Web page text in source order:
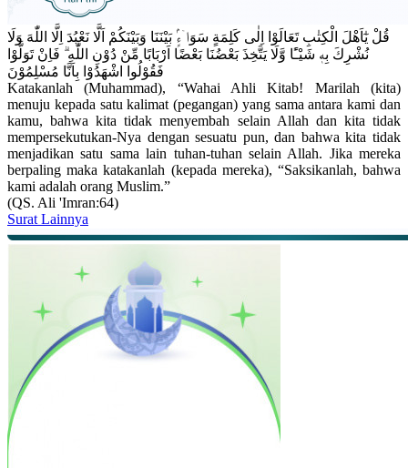
قُلْ يٰٓاَهْلَ الْكِتٰبِ تَعَالَوْا اِلٰى كَلِمَةٍ سَوَاۤءٍۢ بَيْنَنَا وَبَيْنَكُمْ اَلَّا نَعْبُدَ اِلَّا اللّٰهَ وَلَا
نُشْرِكَ بِهٖ شَيْـًٔا وَّلَا يَتَّخِذَ بَعْضُنَا بَعْضًا اَرْبَابًا مِّنْ دُوْنِ اللّٰهِ ۗ فَاِنْ تَوَلَّوْا
فَقُوْلُوا اشْهَدُوْا بِاَنَّا مُسْلِمُوْنَ
Katakanlah (Muhammad), “Wahai Ahli Kitab! Marilah (kita)
menuju kepada satu kalimat (pegangan) yang sama antara kami dan
kamu, bahwa kita tidak menyembah selain Allah dan kita tidak
mempersekutukan-Nya dengan sesuatu pun, dan bahwa kita tidak
menjadikan satu sama lain tuhan-tuhan selain Allah. Jika mereka
berpaling maka katakanlah (kepada mereka), “Saksikanlah, bahwa
kami adalah orang Muslim.”
(QS. Ali 'Imran:64)
Surat Lainnya